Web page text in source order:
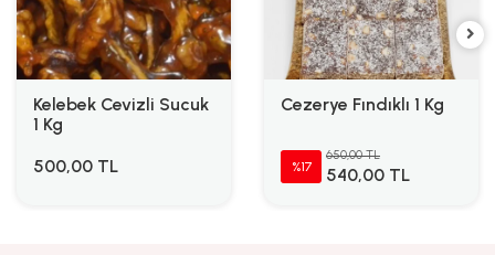
Kelebek Cevizli Sucuk
1 Kg
500,00 TL
Cezerye Fındıklı 1 Kg
%17
650,00 TL
540,00 TL